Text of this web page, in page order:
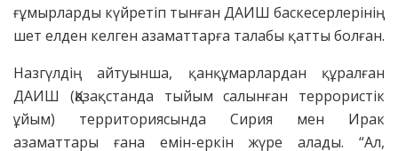
ғұмырларды күйретіп тынған ДАИШ баскесерлерінің
шет елден келген азаматтарға талабы қатты болған.
Назгүлдің айтуынша, қанқұмарлардан құралған
ДАИШ (Қазақстанда тыйым салынған террористік
ұйым) территориясында Сирия мен Ирак
азаматтары ғана емін-еркін жүре алады. “Ал,